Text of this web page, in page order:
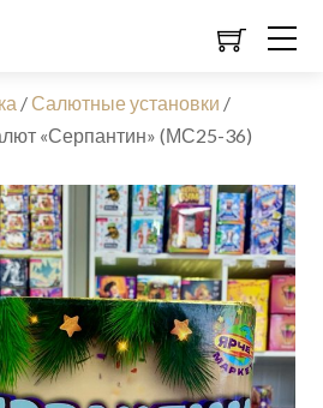
/ Салютные установки /
«Серпантин» (МС25-36)